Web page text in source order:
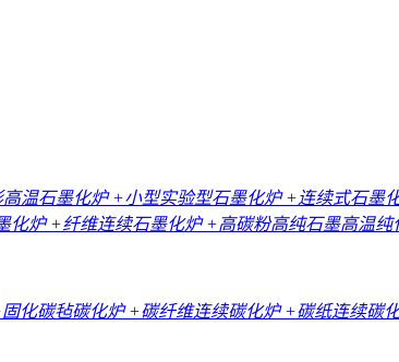
温石墨化炉+小型实验型石墨化炉+连续式石墨
化炉+纤维连续石墨化炉+高碳粉高纯石墨高温纯
化碳毡碳化炉+碳纤维连续碳化炉+碳纸连续碳